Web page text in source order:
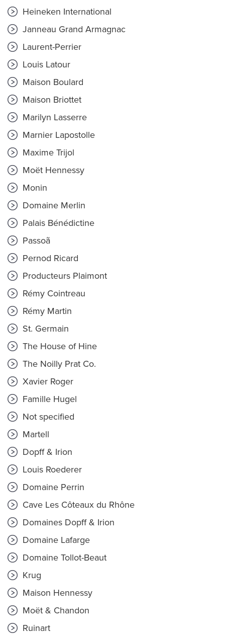
Heineken International
Janneau Grand Armagnac
Laurent-Perrier
Louis Latour
Maison Boulard
Maison Briottet
Marilyn Lasserre
Marnier Lapostolle
Maxime Trijol
Moët Hennessy
Monin
Domaine Merlin
Palais Bénédictine
Passoã
Pernod Ricard
Producteurs Plaimont
Rémy Cointreau
Rémy Martin
St. Germain
The House of Hine
The Noilly Prat Co.
Xavier Roger
Famille Hugel
Not specified
Martell
Dopff & Irion
Louis Roederer
Domaine Perrin
Cave Les Côteaux du Rhône
Domaines Dopff & Irion
Domaine Lafarge
Domaine Tollot-Beaut
Krug
Maison Hennessy
Moët & Chandon
Ruinart